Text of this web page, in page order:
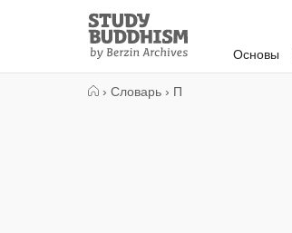
Study
Buddhism
Home
Основы
› Словарь › П